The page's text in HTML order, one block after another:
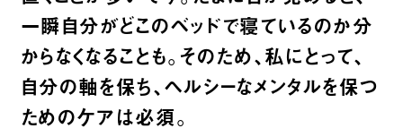
一瞬自分がどこのベッドで寝ているのか分
からなくなることも。そのため、私にとって、
自分の軸を保ち、ヘルシーなメンタルを保つ
ためのケアは必須。